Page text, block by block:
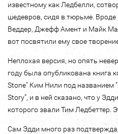
известному как Ледбелли,
шедевров, сидя в тюрьме.
Веддер, Джефф Амент и Майк
вот посвятили ему свое
Неплохая версия, но опять
году была опубликована книга
Stone” Ким Нили под названием
Story”, и в ней сказано, что у
которого звали Тим Ледбеттер.
Сам Эдди много раз